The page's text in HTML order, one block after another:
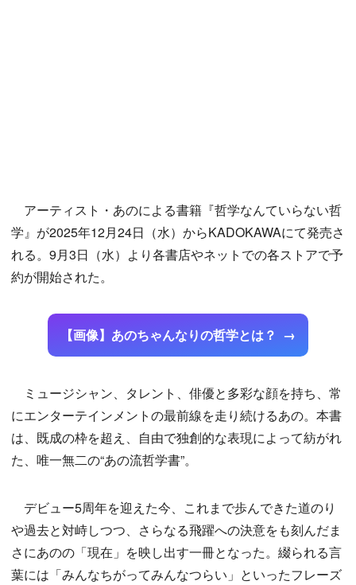
アーティスト・あのによる書籍『哲学なんていらない哲
学』が2025年12月24日（水）からKADOKAWAにて発売さ
れる。9月3日（水）より各書店やネットでの各ストアで予
約が開始された。
【画像】あのちゃんなりの哲学とは？
ミュージシャン、タレント、俳優と多彩な顔を持ち、常
にエンターテインメントの最前線を走り続けるあの。本書
は、既成の枠を超え、自由で独創的な表現によって紡がれ
た、唯一無二の“あの流哲学書”。
デビュー5周年を迎えた今、これまで歩んできた道のり
や過去と対峙しつつ、さらなる飛躍への決意をも刻んだま
さにあのの「現在」を映し出す一冊となった。綴られる言
葉には「みんなちがってみんなつらい」といったフレーズ